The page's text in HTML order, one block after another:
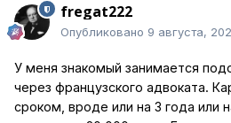
fregat222
Опубликовано 9 августа,
У меня знакомый занимается
через французского адвоката.
сроком, вроде или на 3 года или